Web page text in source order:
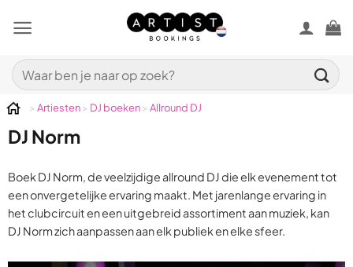
naar
Zoeken
naar:
> Artiesten> DJ boeken> Allround DJ
DJ Norm
Boek DJ Norm, de veelzijdige allround DJ die elk evenement tot
een onvergetelijke ervaring maakt. Met jarenlange ervaring in
het clubcircuit en een uitgebreid assortiment aan muziek, kan
DJ Norm zich aanpassen aan elk publiek en elke sfeer.